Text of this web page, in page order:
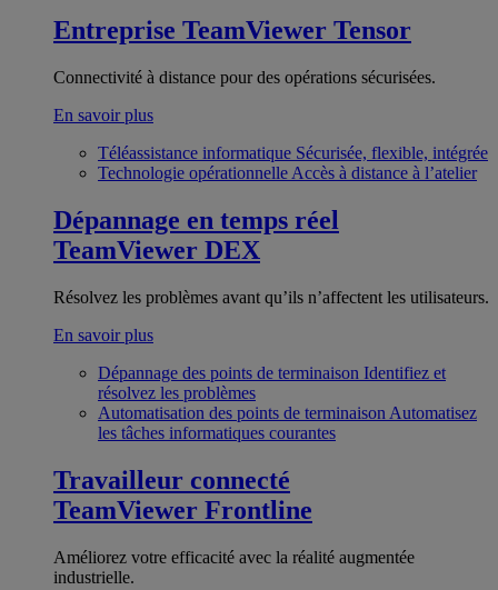
Entreprise TeamViewer Tensor
Connectivité à distance pour des opérations sécurisées.
En savoir plus
Téléassistance informatique Sécurisée, flexible, intégrée
Technologie opérationnelle Accès à distance à l’atelier
Dépannage en temps réel
TeamViewer DEX
Résolvez les problèmes avant qu’ils n’affectent les utilisateurs.
En savoir plus
Dépannage des points de terminaison Identifiez et
résolvez les problèmes
Automatisation des points de terminaison Automatisez
les tâches informatiques courantes
Travailleur connecté
TeamViewer Frontline
Améliorez votre efficacité avec la réalité augmentée
industrielle.